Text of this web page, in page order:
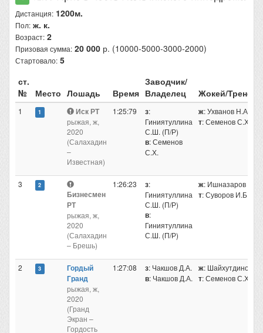
Дистанция: 1200м.
Пол: ж. к.
Возраст: 2
Призовая сумма: 20 000 р. (10000-5000-3000-2000)
Стартовало: 5
ст.
№
Место Лошадь Время
Заводчик/
Владелец
Жокей/Тренер
Иск РТ
рыжая, ж,
2020
(Салахадин
Известная)
1:25:79
Гиниятуллина
С.Ш. (П/Р)
в: Семенов
С.Х.
ж: Ухванов Н.А.
т: Семенов С.Х.
Бизнесмен
РТ
рыжая, ж,
2020
(Салахадин
– Брешь)
1:26:23
Гиниятуллина
С.Ш. (П/Р)
в
Гиниятуллина
С.Ш. (П/Р)
ж: Ишназаров
т: Суворов И.Б.
Гордый
Гранд
рыжая, ж,
2020
(Гранд
Экран –
Гордость
1:27:08 з: Чакшов Д.А.
в: Чакшов Д.А.
ж: Шайхутдинов
т: Семенов С.Х.